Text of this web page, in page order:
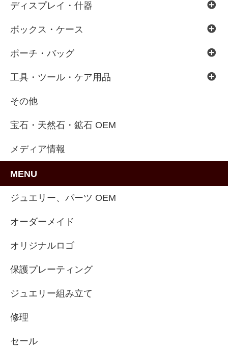
ディスプレイ・什器
ボックス・ケース
ポーチ・バッグ
工具・ツール・ケア用品
その他
宝石・天然石・鉱石 OEM
メディア情報
MENU
ジュエリー、パーツ OEM
オーダーメイド
オリジナルロゴ
保護プレーティング
ジュエリー組み立て
修理
セール